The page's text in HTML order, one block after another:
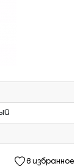
в избранное